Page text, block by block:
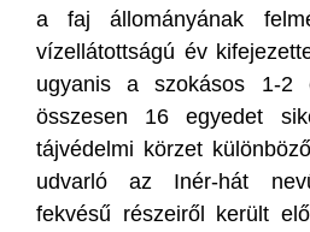
a faj állományának
vízellátottságú év
ugyanis a szokásos 1-2
összesen 16 egyedet
tájvédelmi körzet
udvarló az Inér-hát
fekvésű részeiről került